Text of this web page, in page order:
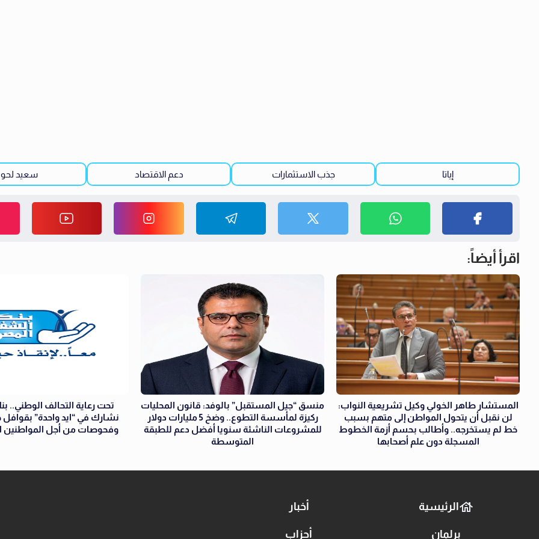
إياتا جذب الاستثمارات دعم الاقتصاد سعيد
اقرأ أيضاً:
المستشار طاهر الخولي وكيل تشريعية النواب:
لن نقبل أن يتحول المواطن إلى متهم بسبب
خط لم يستخرجه.. وأطالب بحسم أزمة الخطوط
المسجلة دون علم أصحابها
منسق “جيل المستقبل” بالوفد: قانون المحليات
ركيزة لمأسسة التطوع.. وضخ 5 مليارات دولار
للمشروعات الناشئة سنويا أفضل دعم للطبقة
المتوسطة
تحت رعاية التحالف الوطني..
نشارك في “ايد واحدة” بقوافل
وفحوصات من أجل المواطنين
الرئيسية أخبار
برلمان أحزاب